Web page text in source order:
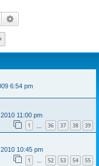
Cerca
6:54 pm
11:00 pm
1 36 37 38 39
10:45 pm
1 … 52 53 54 55